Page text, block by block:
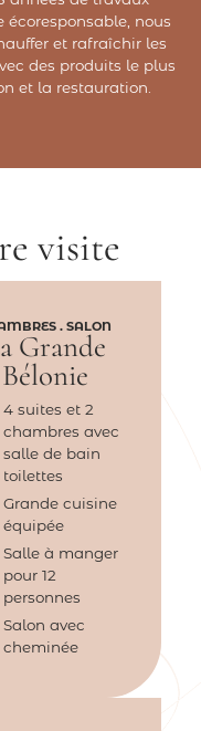
nous
et rafraîchir les
des produits le plus
et la restauration.
visite
. SALON
Grande
Bélonie
4 suites et 2
chambres avec
salle de bain
toilettes
Grande cuisine
équipée
Salle à manger
pour 12
personnes
Salon avec
cheminée